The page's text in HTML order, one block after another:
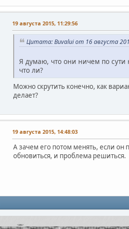
19 августа 2015, 11:29:56
Цитата: Buvalui от 16 августа
Я думаю, что они ничем по
что ли?
Можно скрутить конечно, как
делает?
19 августа 2015, 14:48:03
А зачем его потом менять, если он
обновиться, и проблема решиться.